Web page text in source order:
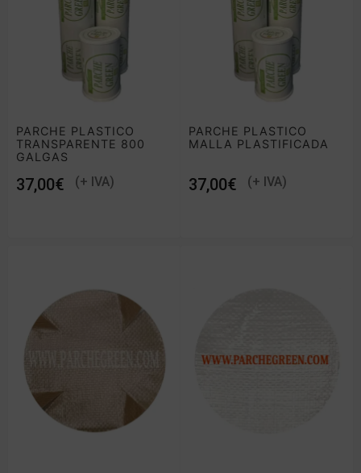
PARCHE PLASTICO
TRANSPARENTE 800
GALGAS
€
PARCHE PLASTICO
MALLA PLASTIFICADA
€